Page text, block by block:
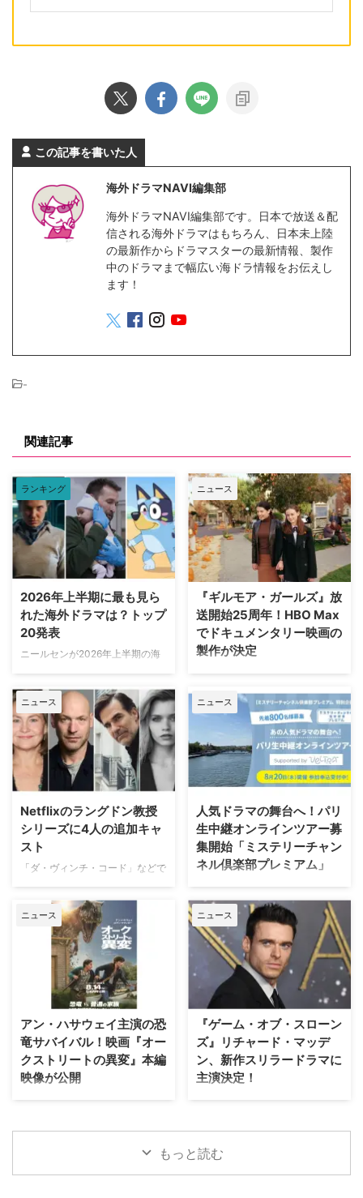
この記事を書いた人
海外ドラマNAVI編集部
海外ドラマNAVI編集部です。日本で放送＆配
信される海外ドラマはもちろん、日本未上陸
の最新作からドラマスターの最新情報、製作
中のドラマまで幅広い海ドラ情報をお伝えし
ます！
-
関連記事
ランキング
2026年上半期に最も見ら
れた海外ドラマは？トップ
20発表
ニールセンが2026年上半期の海
発表。「総合」「オリジナルドラ
マ」「非オリジナルドラマ（※放
映権を獲得した他社作品）」とい
う3部門における全米でのストリ
ーミング（配信）ランキングを紹
介しよう。 2026年上半期 配信ラ
ンキング（ニールセン調べ）
年6月28日（日）までの順位は以
下の通り。 総合 『ストレンジャ
ー・シングス 未知の世界』
（Netflix／計42話）…232億
（Disney+／計154話）.. …
ニュース
『ギルモア・ガールズ』放
送開始25周年！HBO Max
でドキュメンタリー映画の
製作が決定
ワーナー・ブラザース・テレビジ
ードラマの金字塔『ギルモア・ガ
ールズ』を振り返る初の公式ドキ
ュメンタリー映画を制作中である
ことが明らかになった。2000年
から2007年にかけて放送され、
いまなお絶大な人気を誇る本作。
する今作は、HBO Maxにて配信
される予定だ。監督を務めるの
は、ドキュメンタリー映画『ある
アスリートの告発』で高い評価を
ンに愛され続けてきた作品の魅力
を、新たな角度から解き明かして
いく。 未公開アウトテイ …
ニュース
Netflixのラングドン教授
シリーズに4人の追加キャ
スト
「ダ・ヴィンチ・コード」などで
セラー小説、ロバート・ラングド
ン教授シリーズ最新作「シークレ
ット・オブ・シークレッツ」のド
ラマ化をNetflixが進めていること
は、当サイトで以前お伝えした通
り。その追加キャストが明らかに
なった。米Deadlineが伝えてい
る。 『24』『ハウス・オブ・カ
ード』出演者が参加 2000年の
「天使と悪魔」を皮切りに、
「ダ・ヴィンチ・コード」「ロス
ト・シンボル」「インフェルノ」
ニュース
人気ドラマの舞台へ！パリ
生中継オンラインツアー募
集開始「ミステリーチャン
ネル倶楽部プレミアム」
日本唯一のミステリードラマ専門
チャンネル「ミステリーチャンネ
ル」は、現地体験型アクティビテ
ィ専門予約サイト「ベルトラ」特
別協力のもと、8月20日（木）19
時よりパリ生中継オンラインツア
ーを開催する。「ミステリーチャ
ンネル倶楽部プレミアム」会員の
アムなオンライン体験の申込受付
が開始となった。 パリが舞台の
ドラマで主人公たちが歩いた景色
を、リアルタイムで堪能 8月5日
は、ミステリーの世界を味わい尽
ニュース
アン・ハサウェイ主演の恐
竜サバイバル！映画『オー
クストリートの異変』本編
映像が公開
J.J.エイブラムスが製作プロデュ
イ、ユアン・マクレガーが共演す
る映画『オークストリートの異
変』の公開に先立ち、迫力満点な
ニュース
『ゲーム・オブ・スローン
ズ』リチャード・マッデ
ン、新作スリラードラマに
主演決定！
大ヒットドラマ『ゲーム・オブ・
でブレイクしたリチャード・マッ
デンが、新作スリラードラマ
『Trauma（原題）』に主演する
もっと読む